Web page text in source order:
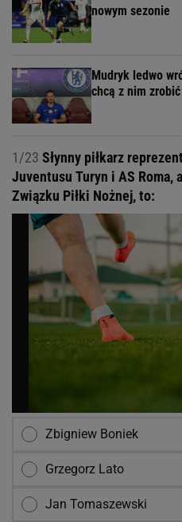
nowym sezonie
Mudryk ledwo
chcą z nim zrobić
1/23 Słynny piłkarz
Juventusu Turyn i AS Roma,
Związku Piłki Nożnej, to:
Zbigniew Boniek
Grzegorz Lato
Jan Tomaszewski